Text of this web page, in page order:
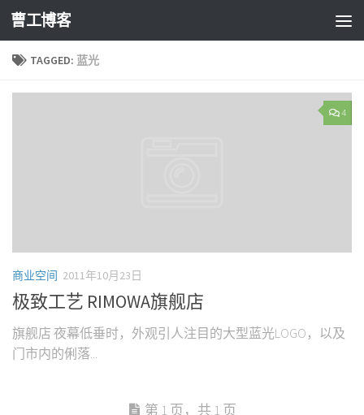
曹工博客
TAGGED: 蓝光
4
商业空间 2011年10月23日
极致工艺 RIMOWA旗舰店
旗舰店 夜幕低垂时，外观引人注目的大型蓝光LOGO，以及
门市内的俐落...
第 1 页，共 1 页